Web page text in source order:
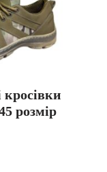
кросівки
розмір